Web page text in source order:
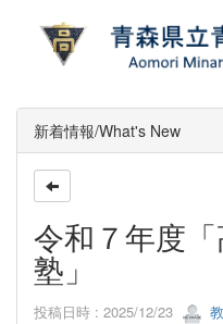
新着情報/What's New
令和７年度
塾」
投稿日時 : 2025/12/23